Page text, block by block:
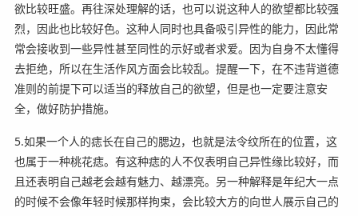
欲比较旺盛。再往深处理解的话，也可以说这种人的欲望都比较强
烈，因此也比较好色。这种人同时也具备吸引异性的能力，因此常
常会接收到一些异性甚至同性的示好或者求爱。因为自身不太懂得
去拒绝，所以在生活作风方面会比较乱。提醒一下，在不违背道德
准则的前提下可以适当的释放自己的欲望，但是也一定要注意安
全，做好防护措施。
5.如果一个人的痣长在自己的腮边，也就是法令纹所在的位置，这
也属于一种桃花痣。有这种痣的人不仅表明自己异性缘比较好，而
且还表明自己越老会越有魅力、越漂亮。另一种解释是年纪大一点
的时候不会像年轻时候那样拘束，会比较大方的向世人展示自己的